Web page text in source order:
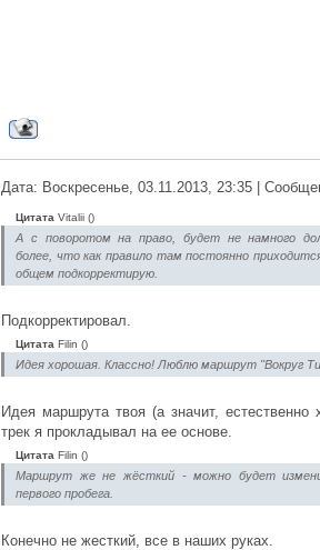
Дата: Воскресенье, 03.11.2013, 23:35 |
Цитата Vitalii ()
А с поворотом на право, будет не намного
более, что как правило там постоянно
общем подкорректирую.
Подкорректировал.
Цитата Filin ()
Идея хорошая. Классно! Люблю маршрут "Вокруг
Идея маршрута твоя (а значит, естественно
трек я прокладывал на ее основе.
Цитата Filin ()
Маршрут же не жёсткий - можно будет
первого пробега.
Конечно не жесткий, все в наших руках.